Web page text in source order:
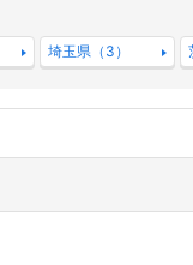
埼玉県（3）